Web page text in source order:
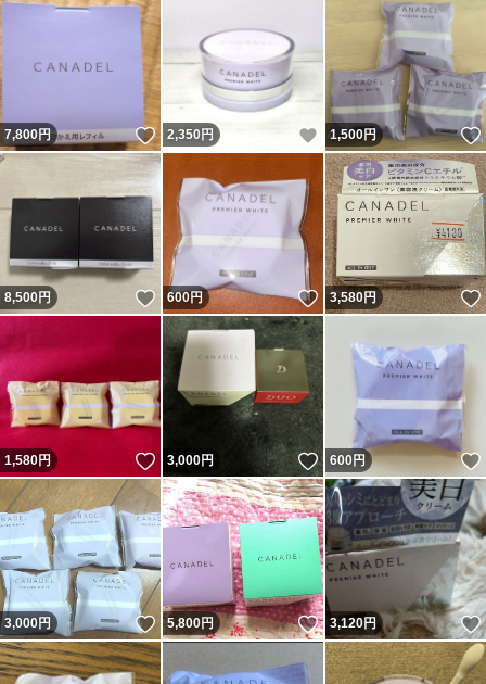
7,800円 いいね！
2,350 円 いいね！
1,500円
8,500円 いいね！
600円 いいね！
3,580円
1,580円 いいね！
3,000円 いいね！
600円
3,000円 いいね！
5,800円 いいね！
3,120円